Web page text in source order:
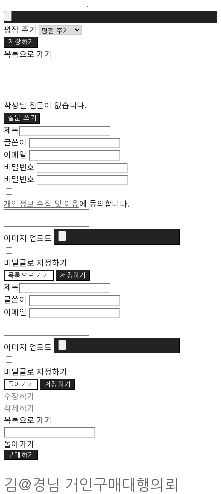
평점 주기
저장하기
목록으로 가기
작성된 질문이 없습니다.
질문 쓰기
제목
글쓴이
이메일
비밀번호
비밀번호
개인정보 수집 및 이용에 동의합니다.
이미지 업로드
비밀글로 지정하기
목록으로 가기 저장하기
제목
글쓴이
이메일
이미지 업로드
비밀글로 지정하기
돌아가기 저장하기
수정하기
삭제하기
목록으로 가기
돌아가기
구매하기
김@경님 개인구매대행의뢰